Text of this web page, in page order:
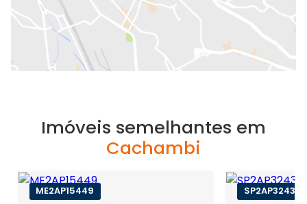
Imóveis semelhantes em
Cachambi
ME2AP15449 SP2AP32431